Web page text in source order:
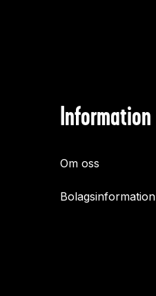
Information
Om oss
Bolagsinformation